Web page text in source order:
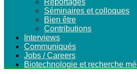
Reportages
Séminaires et colloques
Bien être
Contributions
Interviews
Communiqués
Jobs / Careers
Biotechnologie et recherche